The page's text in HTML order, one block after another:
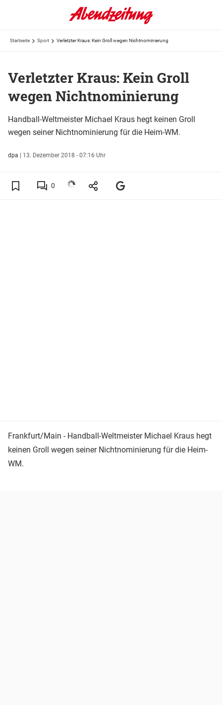
Startseite Sport Verletzter Kraus: Kein Groll wegen Nichtnominierung
Verletzter Kraus: Kein Groll
wegen Nichtnominierung
Handball-Weltmeister Michael Kraus hegt keinen Groll
wegen seiner Nichtnominierung für die Heim-WM.
dpa | 13. Dezember 2018 - 07:16 Uhr
0
Frankfurt/Main - Handball-Weltmeister Michael Kraus hegt
keinen Groll wegen seiner Nichtnominierung für die Heim-
WM.